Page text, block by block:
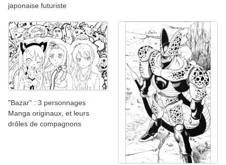
japonaise futuriste
"Bazar" : 3 personnages
Manga originaux, et leurs
drôles de compagnons